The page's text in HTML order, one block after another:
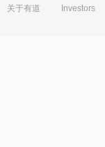
关于有道 Investors